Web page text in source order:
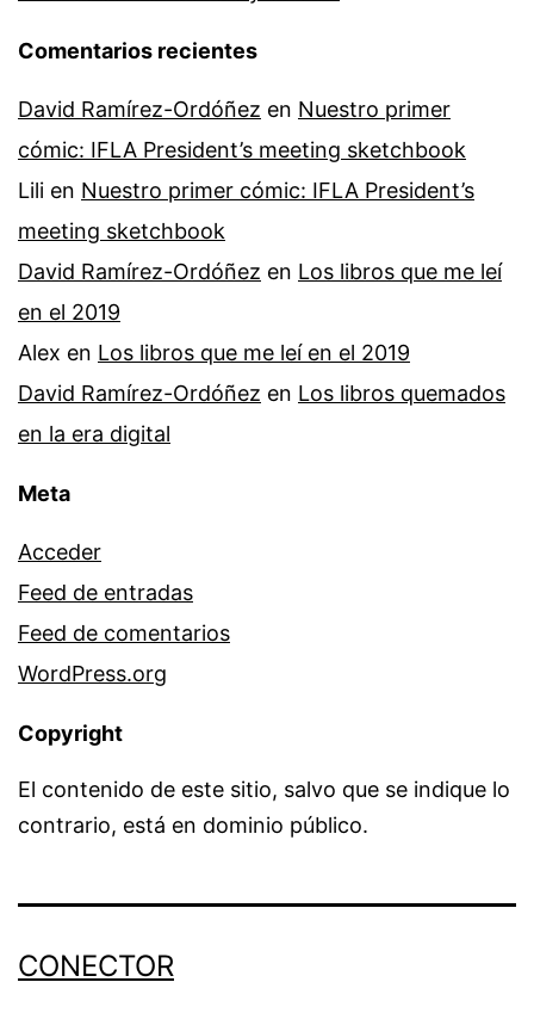
Comentarios recientes
David Ramírez-Ordóñez en Nuestro primer
cómic: IFLA President’s meeting sketchbook
Lili en Nuestro primer cómic: IFLA President’s
meeting sketchbook
David Ramírez-Ordóñez en Los libros que me leí
en el 2019
Alex en Los libros que me leí en el 2019
David Ramírez-Ordóñez en Los libros quemados
en la era digital
Meta
Acceder
Feed de entradas
Feed de comentarios
WordPress.org
Copyright
El contenido de este sitio, salvo que se indique lo
contrario, está en dominio público.
CONECTOR